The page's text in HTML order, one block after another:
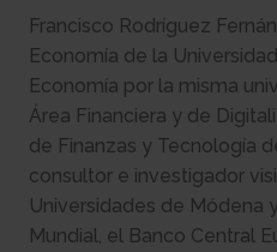
Francisco Rodríguez
Economía de la
Economía por la misma
Área Financiera y de
de Finanzas y Tecnología
consultor e investigador
Universidades de Módena
Mundial, el Banco Central